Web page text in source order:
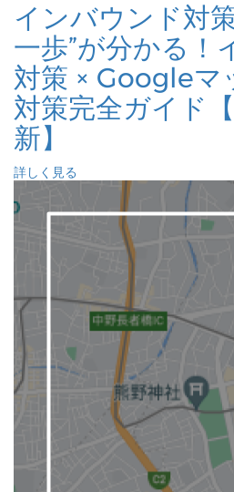
インバウンド対
一歩”が分かる！
対策 × Googleマ
対策完全ガイド
新】
詳しく見る